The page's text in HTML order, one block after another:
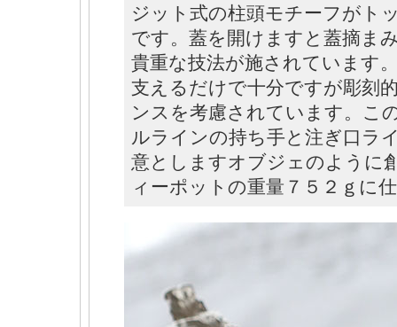
ジット式の柱頭モチーフがト
です。蓋を開けますと蓋摘ま
貴重な技法が施されています
支えるだけで十分ですが彫刻
ンスを考慮されています。こ
ルラインの持ち手と注ぎ口ラ
意としますオブジェのように
ィーポットの重量７５２ｇに